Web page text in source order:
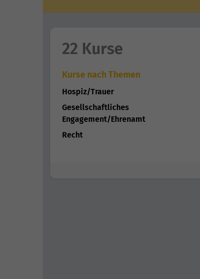
22 Kurse
Kurse nach Themen
Hospiz/Trauer
Gesellschaftliches
Engagement/Ehrenamt
Recht